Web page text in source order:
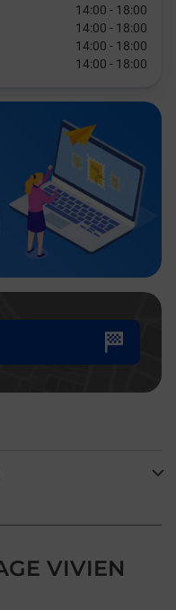
14:00 - 18:00
14:00 - 18:00
14:00 - 18:00
14:00 - 18:00
VIVIEN